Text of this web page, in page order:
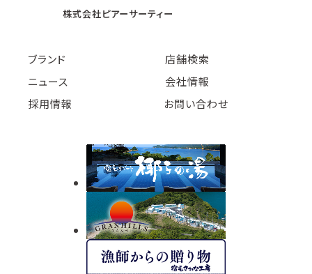
株式会社ピアーサーティー
ブランド
店舗検索
ニュース
会社情報
採用情報
お問い合わせ